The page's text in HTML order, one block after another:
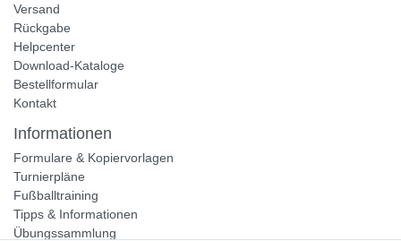
Versand
Rückgabe
Helpcenter
Download-Kataloge
Bestellformular
Kontakt
Informationen
Formulare & Kopiervorlagen
Turnierpläne
Fußballtraining
Tipps & Informationen
Übungssammlung